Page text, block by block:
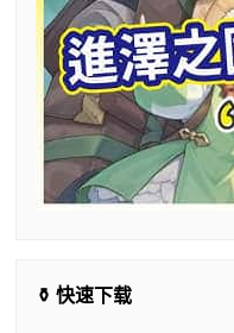
⚱️ 快速下载